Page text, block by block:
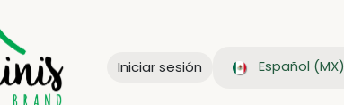
Iniciar sesión Español (MX)